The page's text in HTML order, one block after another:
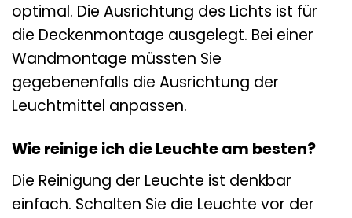
optimal. Die Ausrichtung des Lichts ist für
die Deckenmontage ausgelegt. Bei einer
Wandmontage müssten Sie
gegebenenfalls die Ausrichtung der
Leuchtmittel anpassen.
Wie reinige ich die Leuchte am besten?
Die Reinigung der Leuchte ist denkbar
einfach. Schalten Sie die Leuchte vor der